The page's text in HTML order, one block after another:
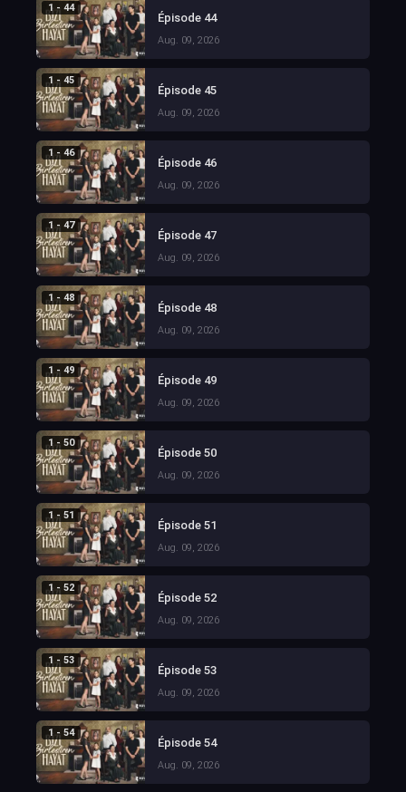
1 - 44
Épisode 44
Aug. 09, 2026
1 - 45
Épisode 45
Aug. 09, 2026
1 - 46
Épisode 46
Aug. 09, 2026
1 - 47
Épisode 47
Aug. 09, 2026
1 - 48
Épisode 48
Aug. 09, 2026
1 - 49
Épisode 49
Aug. 09, 2026
1 - 50
Épisode 50
Aug. 09, 2026
1 - 51
Épisode 51
Aug. 09, 2026
1 - 52
Épisode 52
Aug. 09, 2026
1 - 53
Épisode 53
Aug. 09, 2026
1 - 54
Épisode 54
Aug. 09, 2026